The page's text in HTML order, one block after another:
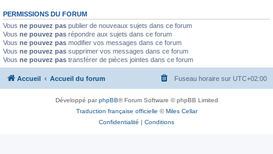
PERMISSIONS DU FORUM
Vous ne pouvez pas publier de nouveaux sujets dans ce forum
Vous ne pouvez pas répondre aux sujets dans ce forum
Vous ne pouvez pas modifier vos messages dans ce forum
Vous ne pouvez pas supprimer vos messages dans ce forum
Vous ne pouvez pas transférer de pièces jointes dans ce forum
Accueil Accueil du forum Fuseau horaire sur UTC+02:00
Développé parphpBB® Forum Software © phpBB Limited
Traduction française officielle ©Miles Cellar
Confidentialité | Conditions